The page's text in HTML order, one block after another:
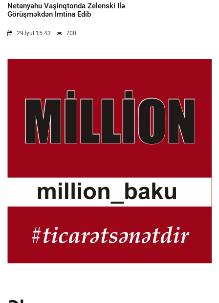
Netanyahu Vaşinqtonda Zelenski Ilə
Görüşməkdən Imtina Edib
29 İyul 15:43 700